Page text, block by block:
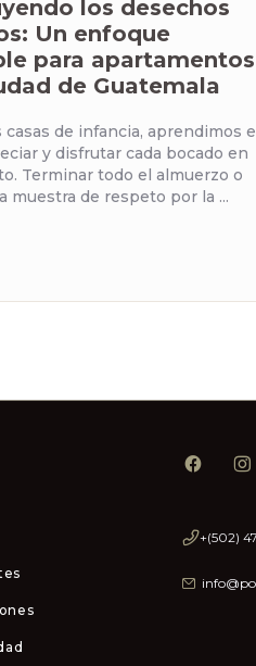
los desechos
Un enfoque
para apartamentos
de Guatemala
casas de infancia, aprendimos
y disfrutar cada bocado en
Terminar todo el almuerzo o
muestra de respeto por la ...
+(502)